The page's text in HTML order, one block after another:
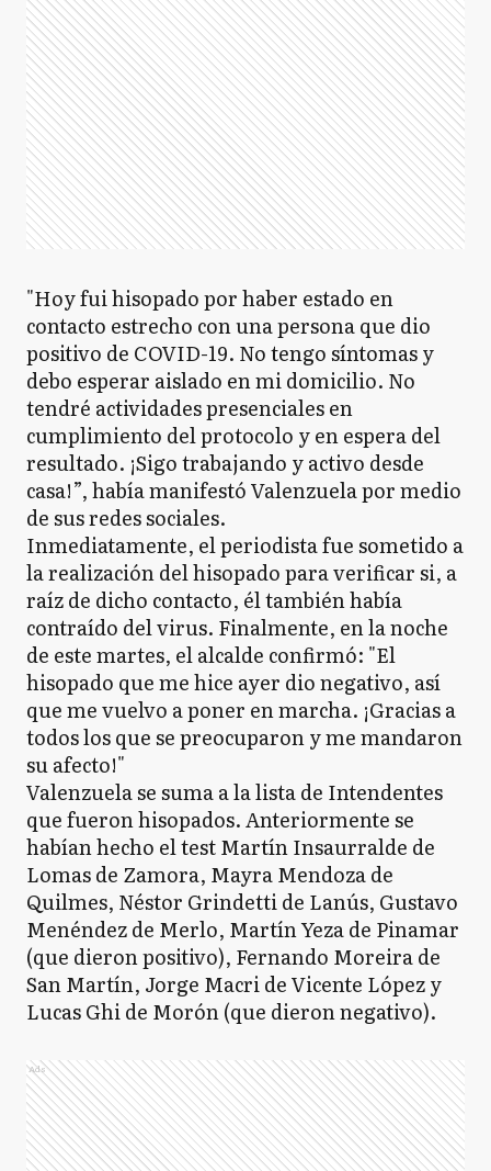
"Hoy fui hisopado por haber estado en
contacto estrecho con una persona que dio
positivo de COVID-19. No tengo síntomas y
debo esperar aislado en mi domicilio. No
tendré actividades presenciales en
cumplimiento del protocolo y en espera del
resultado. ¡Sigo trabajando y activo desde
casa!”, había manifestó Valenzuela por medio
de sus redes sociales.
Inmediatamente, el periodista fue sometido a
la realización del hisopado para verificar si, a
raíz de dicho contacto, él también había
contraído del virus. Finalmente, en la noche
de este martes, el alcalde confirmó: "El
hisopado que me hice ayer dio negativo, así
que me vuelvo a poner en marcha. ¡Gracias a
todos los que se preocuparon y me mandaron
su afecto!"
Valenzuela se suma a la lista de Intendentes
que fueron hisopados. Anteriormente se
habían hecho el test Martín Insaurralde de
Lomas de Zamora, Mayra Mendoza de
Quilmes, Néstor Grindetti de Lanús, Gustavo
Menéndez de Merlo, Martín Yeza de Pinamar
(que dieron positivo), Fernando Moreira de
San Martín, Jorge Macri de Vicente López y
Lucas Ghi de Morón (que dieron negativo).
Ads